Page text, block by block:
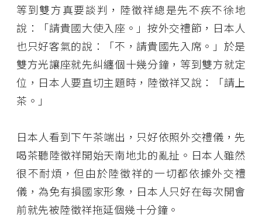
等到雙方真要談判，陸徵祥總是先不疾不徐地
說：「請貴國大使入座。」按外交禮節，日本人
也只好客氣的說：「不，請貴國先入席。」於是
雙方光讓座就先糾纏個十幾分鐘，等到雙方就定
位，日本人要直切主題時，陸徵祥又說：「請上
茶。」
日本人看到下午茶端出，只好依照外交禮儀，先
喝茶聽陸徵祥開始天南地北的亂扯。日本人雖然
很不耐煩，但由於陸徵祥的一切都依據外交禮
儀，為免有損國家形象，日本人只好在每次開會
前就先被陸徵祥拖延個幾十分鐘。